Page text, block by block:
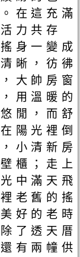
在這充滿
力共存
身一變成
晰，彷彿
大帥房窗
用溫暖的
閒，而舒
陽光裡倒
小清新房
櫃；走上
中滿天飛
老舊的搖
好的老時
了透天厝
有兩幢供